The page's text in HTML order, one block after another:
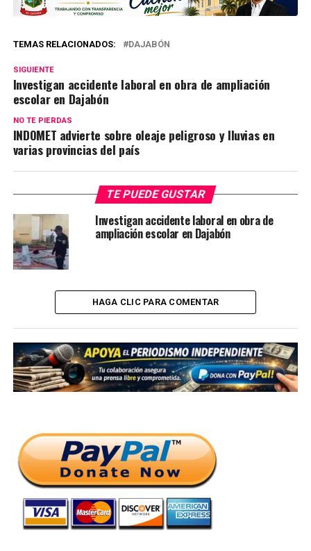
TEMAS RELACIONADOS: DAJABÓN
SIGUIENTE
Investigan accidente laboral en obra de ampliación
escolar en Dajabón
NO TE PIERDAS
INDOMET advierte sobre oleaje peligroso y lluvias en
varias provincias del país
TE PUEDE GUSTAR
Investigan accidente laboral en obra de
ampliación escolar en Dajabón
HAGA CLIC PARA COMENTAR